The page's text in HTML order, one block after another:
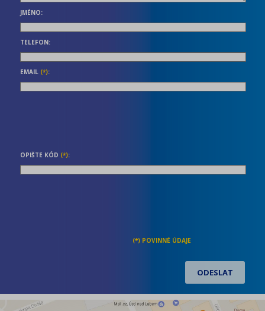
JMÉNO:
TELEFON:
EMAIL (*):
OPIŠTE KÓD (*):